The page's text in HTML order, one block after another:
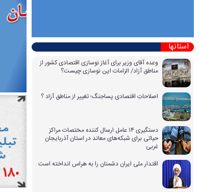
استانها
وعده آقای وزیر برای آغاز نوسازی اقتصادی کشور از
مناطق آزاد/ الزامات این نوسازی چیست؟
اصلاحاتِ اقتصادی پساجنگ؛ تغییر از مناطق آزاد ؟
دستگیری ۱۴ عامل ارسال کننده مختصات مراکز
حیاتی برای شبکه‌های معاند در استان آذربایجان
غربی
اقتدار ملی ایران دشمنان را به هراس انداخته است